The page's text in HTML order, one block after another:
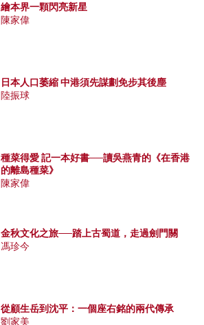
繪本界一顆閃亮新星
陳家偉
日本人口萎縮 中港須先謀劃免步其後塵
陸振球
種菜得愛 記一本好書──讀吳燕青的《在香港
的離島種菜》
陳家偉
金秋文化之旅──踏上古蜀道，走過劍門關
馮珍今
從顧生岳到沈平：一個座右銘的兩代傳承
劉家美